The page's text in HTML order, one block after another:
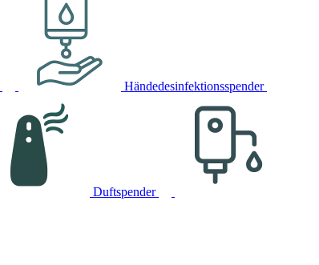
Händedesinfektionsspender
Duftspender